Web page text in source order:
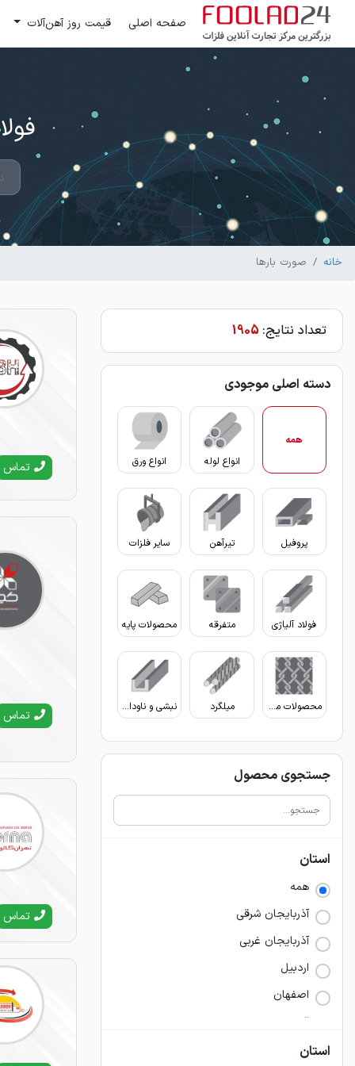
صفحه اصلی قیمت روز آهن‌آلات
فولاد 24 ؛ بزرگترین
خانه صورت بارها
تعداد نتایج: 1905
دسته اصلی موجودی
همه
انواع لوله
انواع ورق
پروفیل تیرآهن سایر فلزات
فولاد آلیاژی متفرقه محصولات پایه
محصولات مفتولی میلگرد نبشی و ناودانی
جستجوی محصول
استان
همه
آذربايجان شرقي
آذربايجان غربي
اردبيل
اصفهان
البرز
ايلام
استان
تماس
تماس
تماس